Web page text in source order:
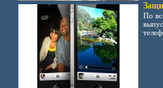
По